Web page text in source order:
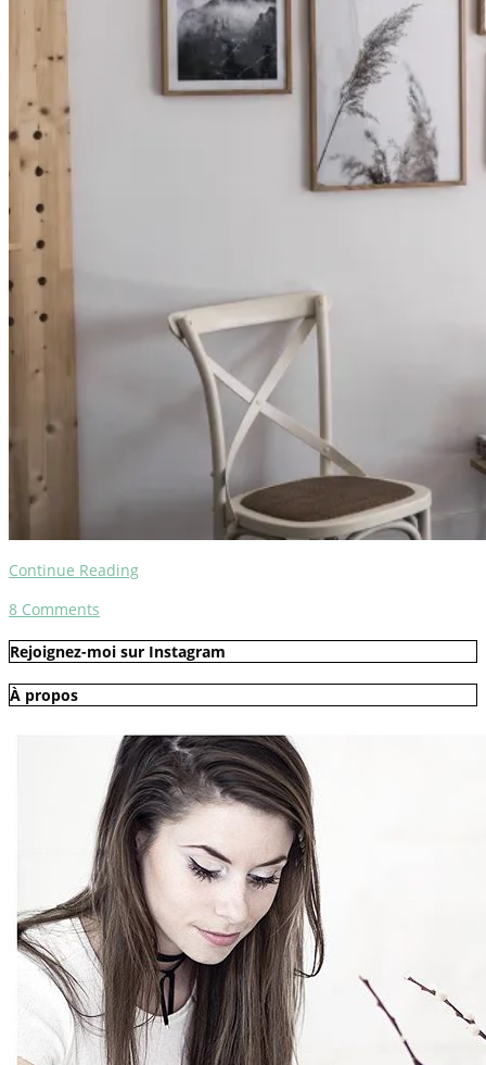
Continue Reading
8 Comments
Rejoignez-moi sur Instagram
À propos